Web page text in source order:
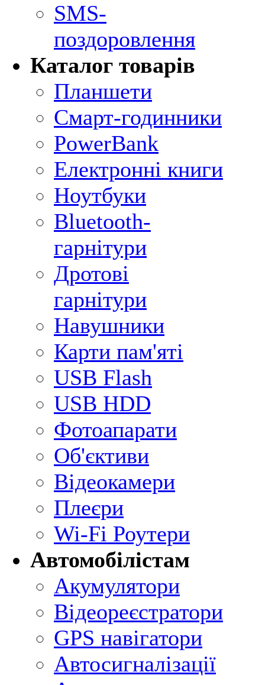
SMS-
поздоровлення
Каталог товарів
Планшети
Смарт-годинники
PowerBank
Електронні книги
Ноутбуки
Bluetooth-
гарнітури
Дротові
гарнітури
Навушники
Карти пам'яті
USB Flash
USB HDD
Фотоапарати
Об'єктиви
Відеокамери
Плеєри
Wi-Fi Роутери
Автомобілістам
Акумулятори
Відеореєстратори
GPS навігатори
Автосигналізації